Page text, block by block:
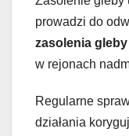
prowadzi do
zasolenia
w rejonach
Regularne
działania